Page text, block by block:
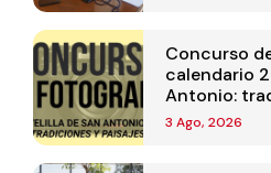
Concurso
calendario
Antonio:
3 Ago, 2026